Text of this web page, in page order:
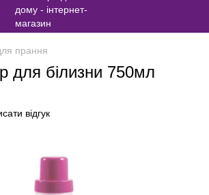
прання
для білизни 750мл
відгук